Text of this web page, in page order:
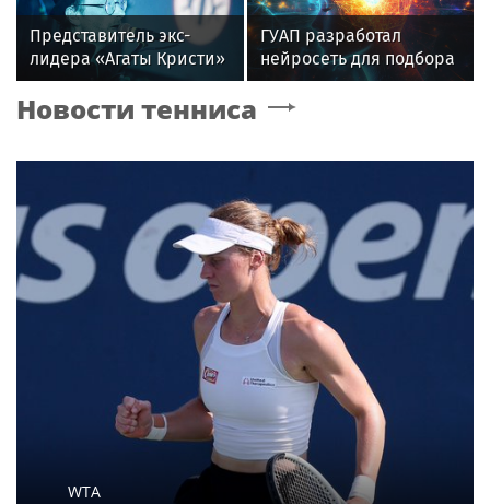
Представитель экс-
лидера «Агаты Кристи»
Глеба Самойлова
заявила о травле
ГУАП разработал
нейросеть для подбора
обуви по фото стопы
Новости тенниса
WTA